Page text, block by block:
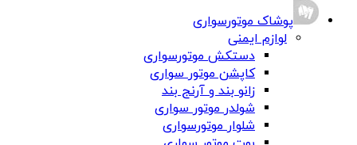
پوشاک موتورسواری
لوازم ایمنی
دستکش موتورسواری
کاپشن موتور سواری
زانو بند و آرنج بند
شولدر موتور سواری
شلوار موتورسواری